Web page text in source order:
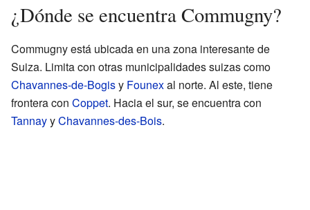
¿Dónde se encuentra Commugny?
Commugny está ubicada en una zona interesante de
Suiza. Limita con otras municipalidades suizas como
Chavannes-de-Bogisy Founexal norte. Al este, tiene
frontera con Coppet. Hacia el sur, se encuentra con
TannayyChavannes-des-Bois.